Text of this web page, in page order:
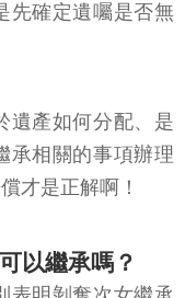
先確定遺囑是否無
遺產如何分配、是
承相關的事項辦理
才是正解啊！
以繼承嗎？